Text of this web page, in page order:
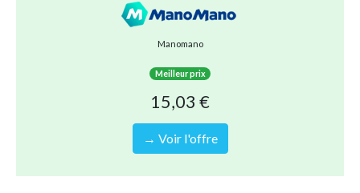
Mais que sont exactement les boules de filtration et pourquoi
sont-elles supérieures aux autres médias de filtration?
Avec 100% de polyéthylène, les FilterBalls marquent une
avancée remarquable dans la filtration de piscine.
manipuler que les grands sacs de sable.
retirer du filtre de la piscine que le vieux sable visqueux
Manomano
Meilleur prix
15,03 €
→ Voir l'offre